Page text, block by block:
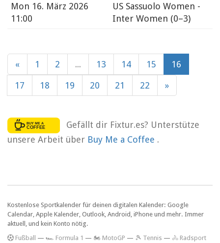
Mon 16. März 2026
11:00
US Sassuolo Women -
Inter Women (0–3)
« 1 2 ... 13 14 15 16
17 18 19 20 21 22 »
Gefällt dir Fixtur.es? Unterstütze
unsere Arbeit über Buy Me a Coffee .
Kostenlose Sportkalender für deinen digitalen Kalender: Google
Calendar, Apple Kalender, Outlook, Android, iPhone und mehr. Immer
aktuell, und kein Konto nötig.
Fußball — 🏎️ Formula 1 — 🏍 MotoGP — 🎾 Tennis — 🚴 Radsport